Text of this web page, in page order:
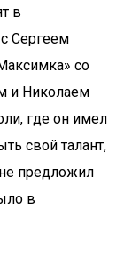
в
Сергеем
со
и Николаем
где он имел
свой талант,
предложил
в